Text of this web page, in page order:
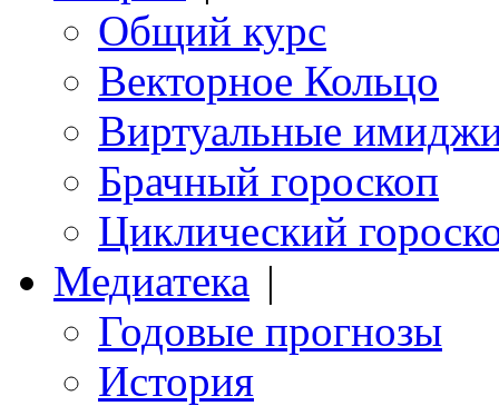
Общий курс
Векторное Кольцо
Виртуальные
Брачный гороскоп
Циклический
Медиатека |
Годовые прогнозы
История